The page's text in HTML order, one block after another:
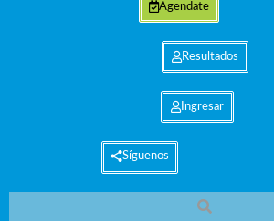
Agendate
Resultados
Ingresar
Síguenos